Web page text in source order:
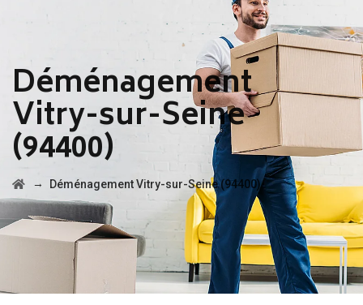
Déménagement
Vitry-sur-Seine
(94400)
→ Déménagement Vitry-sur-Seine (94400)